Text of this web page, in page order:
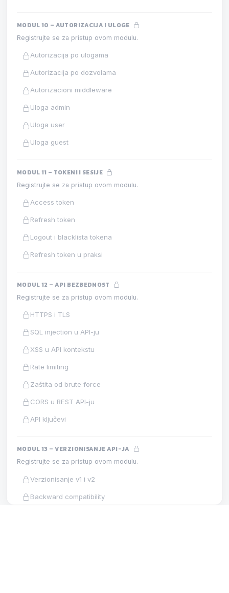
MODUL 10 – AUTORIZACIJA I ULOGE
Registrujte se za pristup ovom modulu.
Autorizacija po ulogama
Autorizacija po dozvolama
Autorizacioni middleware
Uloga admin
Uloga user
Uloga guest
MODUL 11 – TOKENI I SESIJE
Registrujte se za pristup ovom modulu.
Access token
Refresh token
Logout i blacklista tokena
Refresh token u praksi
MODUL 12 – API BEZBEDNOST
Registrujte se za pristup ovom modulu.
HTTPS i TLS
SQL injection u API-ju
XSS u API kontekstu
Rate limiting
Zaštita od brute force
CORS u REST API-ju
API ključevi
MODUL 13 – VERZIONISANJE API-JA
Registrujte se za pristup ovom modulu.
Verzionisanje v1 i v2
Backward compatibility